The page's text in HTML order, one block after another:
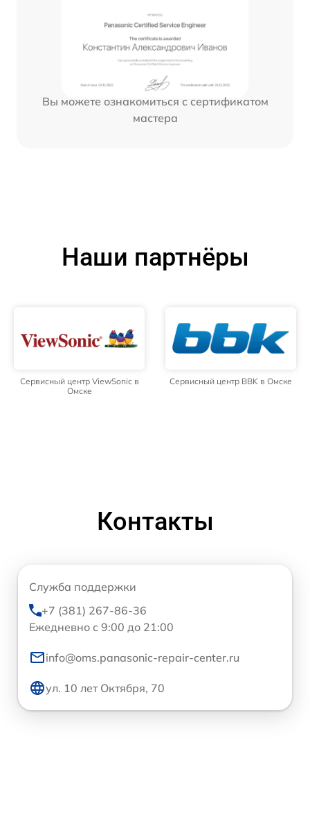
Вы можете ознакомиться с сертификатом
мастера
Наши партнёры
Сервисный центр ViewSonic в
Омске
Сервисный центр BBK в Омске
Контакты
Служба поддержки
+7 (381) 267-86-36
Ежедневно с 9:00 до 21:00
info@oms.panasonic-repair-center.ru
ул. 10 лет Октября, 70